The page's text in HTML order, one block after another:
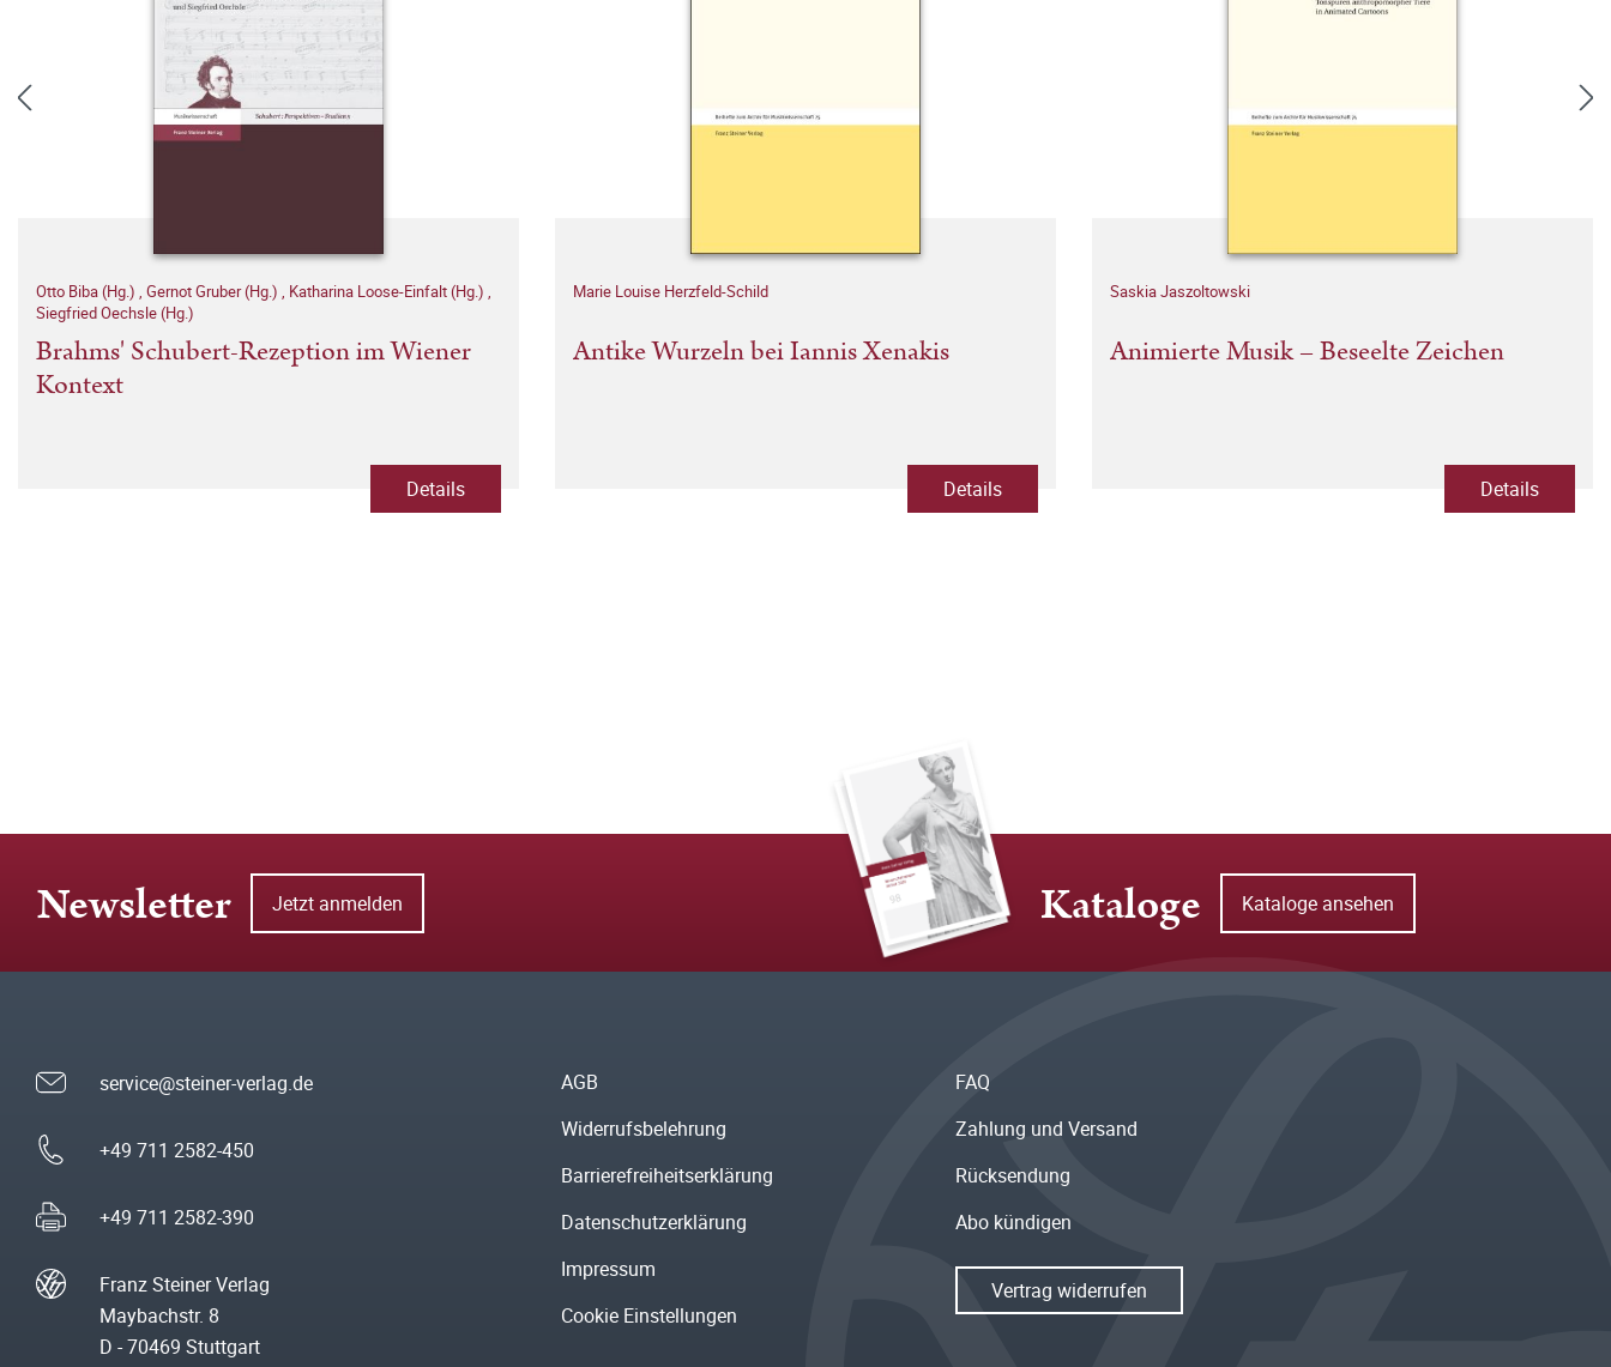
Otto Biba (Hg.) , Gernot Gruber (Hg.) , Katharina Loose-Einfalt (Hg.) ,
Siegfried Oechsle (Hg.)
Brahms' Schubert-Rezeption im Wiener
Kontext
Details
Marie Louise Herzfeld-Schild
Antike Wurzeln bei Iannis Xenakis
Details
Saskia Jaszoltowski
Animierte Musik – Beseelte Zeichen
Details
Newsletter Jetzt anmelden Kataloge Kataloge ansehen
service@steiner-verlag.de
+49 711 2582-450
+49 711 2582-390
Franz Steiner Verlag
Maybachstr. 8
D - 70469 Stuttgart
AGB
Widerrufsbelehrung
Barrierefreiheitserklärung
Datenschutzerklärung
Impressum
Cookie Einstellungen
FAQ
Zahlung und Versand
Rücksendung
Abo kündigen
Vertrag widerrufen